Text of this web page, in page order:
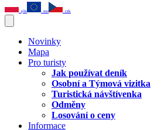
pln eur czk
Novinky
Mapa
Pro turisty
Jak používat deník
Osobní a Týmová vizitka
Turistická návštívenka
Odměny
Losování o ceny
Informace